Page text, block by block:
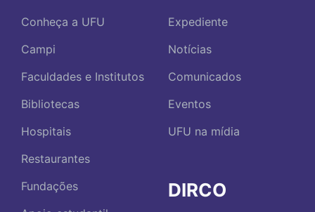
Conheça a UFU
Campi
Faculdades e Institutos
Bibliotecas
Hospitais
Restaurantes
Fundações
Expediente
Notícias
Comunicados
Eventos
UFU na mídia
DIRCO